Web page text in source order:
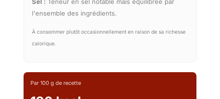
l'ensemble des ingrédients.
À consommer plutôt occasionnellement en raison de sa richesse
calorique.
Par 100 g de recette